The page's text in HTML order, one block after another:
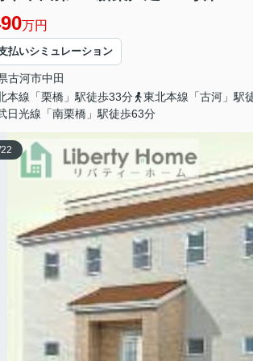
万円
払いシミュレーション
古河市中田
本線「栗橋」駅徒歩33分
東北本線「古河」駅
日光線「南栗橋」駅徒歩63分
22